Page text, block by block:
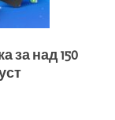
за над 150